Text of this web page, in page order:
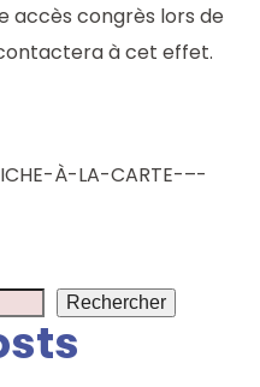
accès congrès lors de
à cet effet.
À-LA-CARTE-–-
Rechercher